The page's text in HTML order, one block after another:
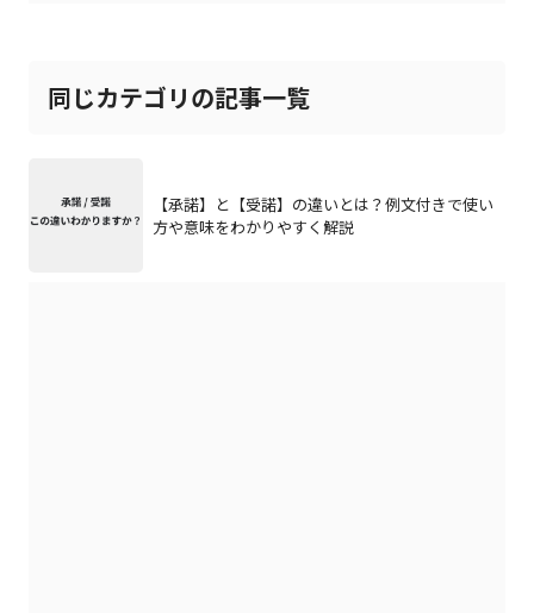
同じカテゴリの記事一覧
【承諾】と【受諾】の違いとは？例文付きで使い
方や意味をわかりやすく解説